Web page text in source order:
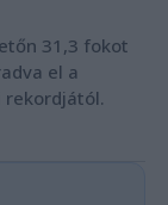
31,3 fokot
el a
rekordjától.